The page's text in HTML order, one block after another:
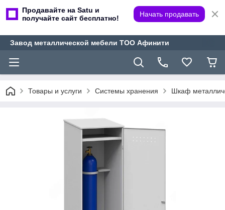
Продавайте на Satu и
получайте сайт бесплатно!
Начать продавать
Завод металлической мебели ТОО Афинити
Товары и услуги Системы хранения Шкаф